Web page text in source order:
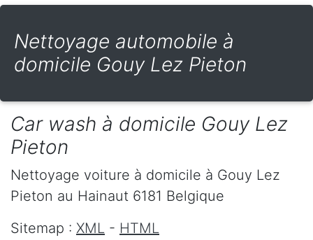
Nettoyage automobile à
domicile Gouy Lez Pieton
Car wash à domicile Gouy Lez
Pieton
Nettoyage voiture à domicile à Gouy Lez
Pieton au Hainaut 6181 Belgique
Sitemap : XML - HTML